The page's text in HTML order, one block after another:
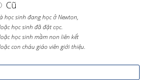
Cũ
học sinh đang học ở Newton,
học sinh đã đặt cọc.
học sinh mầm non liên kết
con cháu giáo viên giới thiệu.